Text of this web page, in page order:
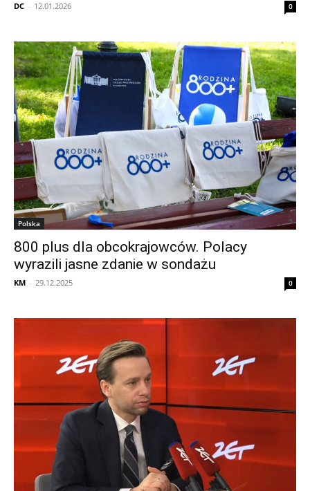
DC - 12.01.2026 0
Polska
800 plus dla obcokrajowców. Polacy
wyrazili jasne zdanie w sondażu
KM - 29.12.2025 0